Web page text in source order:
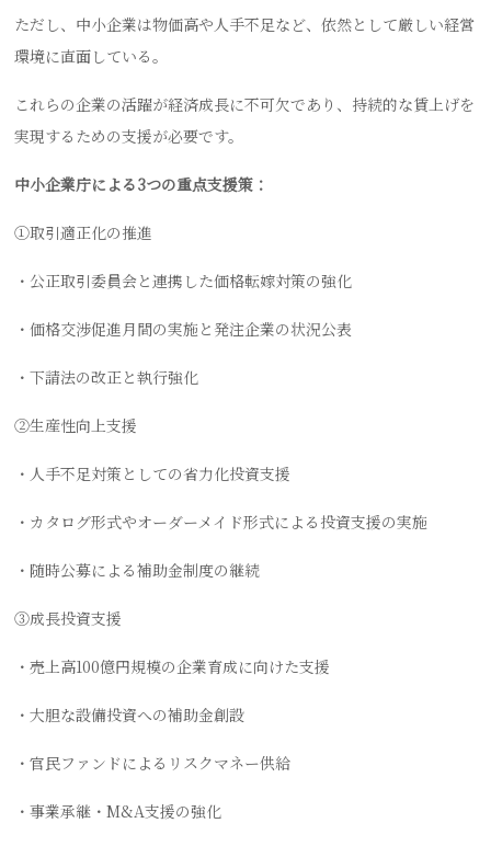
ただし、中小企業は物価高や人手不足など、依然として厳しい経営
環境に直面している。
これらの企業の活躍が経済成長に不可欠であり、持続的な賃上げを
実現するための支援が必要です。
中小企業庁による3つの重点支援策：
①取引適正化の推進
・公正取引委員会と連携した価格転嫁対策の強化
・価格交渉促進月間の実施と発注企業の状況公表
・下請法の改正と執行強化
②生産性向上支援
・人手不足対策としての省力化投資支援
・カタログ形式やオーダーメイド形式による投資支援の実施
・随時公募による補助金制度の継続
③成長投資支援
・売上高100億円規模の企業育成に向けた支援
・大胆な設備投資への補助金創設
・官民ファンドによるリスクマネー供給
・事業承継・M&A支援の強化